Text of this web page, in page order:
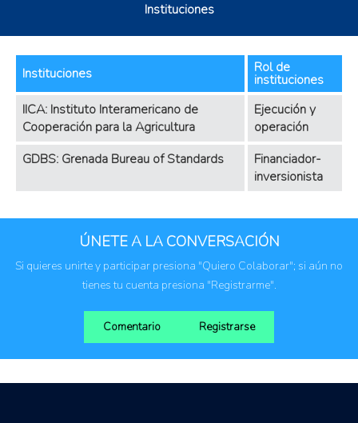
Instituciones
Instituciones Rol de
instituciones
IICA: Instituto Interamericano de
Cooperación para la Agricultura
Ejecución y
operación
GDBS: Grenada Bureau of Standards
Financiador-
inversionista
ÚNETE A LA CONVERSACIÓN
Si quieres unirte y participar presiona "Quiero Colaborar"; si aún no
tienes tu cuenta presiona "Registrarme".
Comentario Registrarse